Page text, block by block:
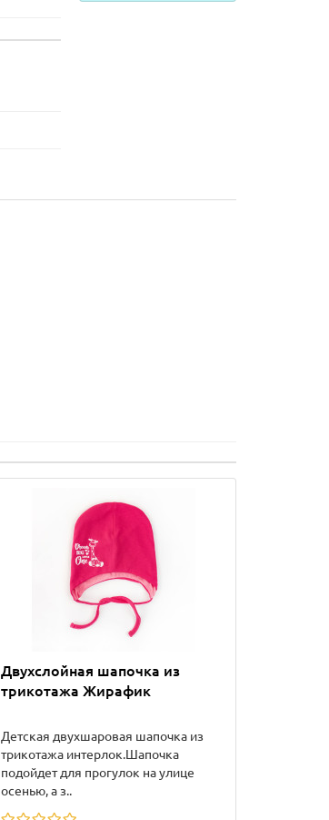
Двухслойная шапочка из
трикотажа Жирафик
Детская двухшаровая шапочка из
трикотажа интерлок.Шапочка
подойдет для прогулок на улице
осенью, а з..